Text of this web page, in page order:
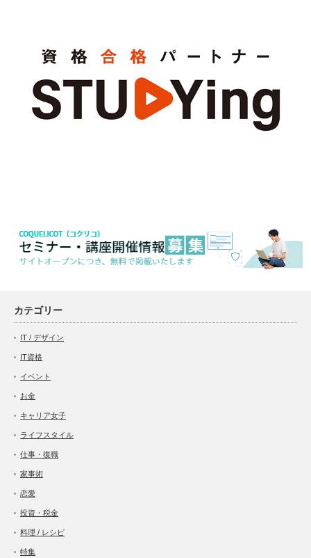
カテゴリー
IT / デザイン
IT資格
イベント
お金
キャリア女子
ライフスタイル
仕事・復職
家事術
恋愛
投資・税金
料理 / レシピ
特集